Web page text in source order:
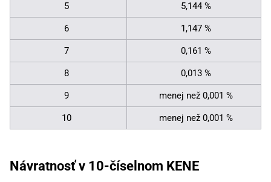
5 5,144 %
6 1,147 %
7 0,161 %
8 0,013 %
9 menej než 0,001 %
10 menej než 0,001 %
Návratnosť v 10-číselnom KENE